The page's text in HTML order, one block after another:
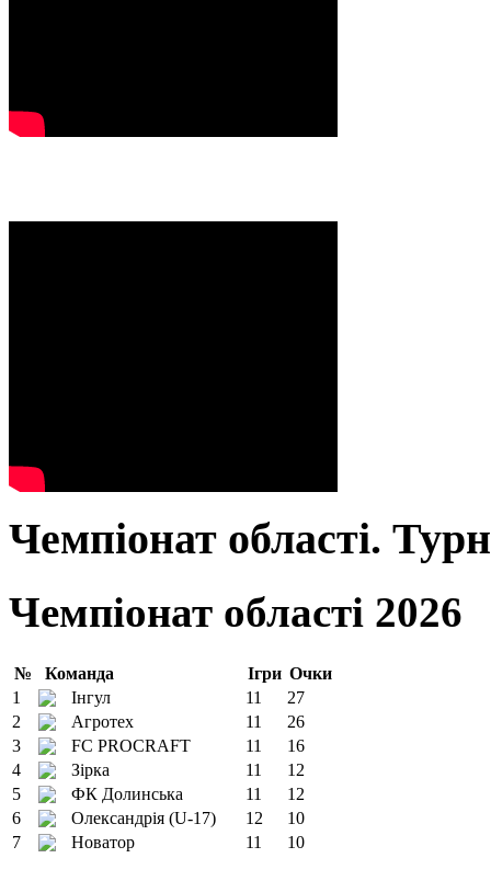
Чемпіонат області.
Чемпіонат області 2026
№ Команда Ігри Очки
1
Інгул 11
27
2
Агротех 11
26
3
FC PROCRAFT 11
16
4
Зірка 11
12
5
ФК Долинська 11
12
6
Олександрія (U-17) 12
10
7
Новатор 11 10